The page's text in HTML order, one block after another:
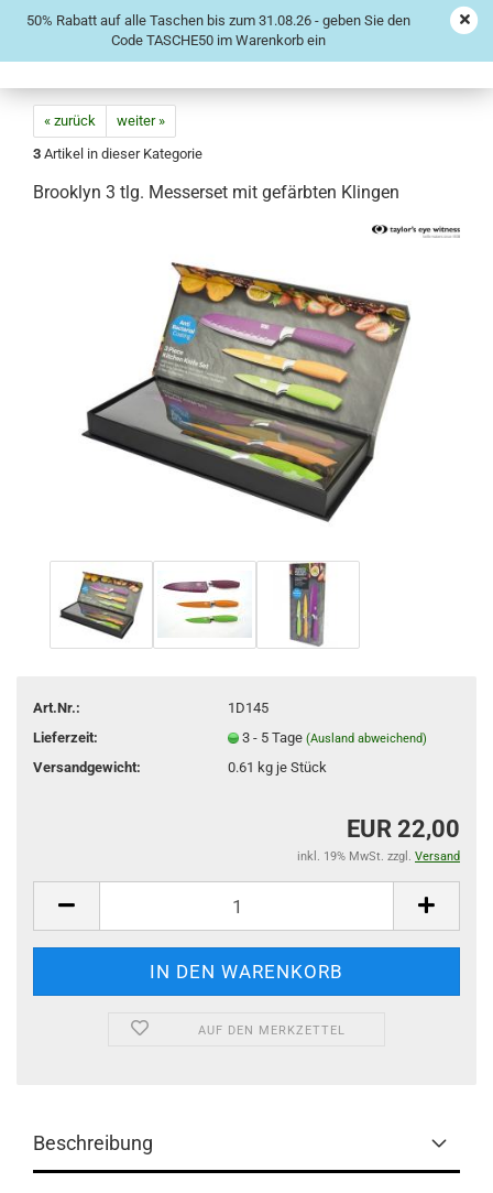
50% Rabatt auf alle Taschen bis zum 31.08.26 - geben Sie den
Code TASCHE50 im Warenkorb ein
« zurück
weiter »
3 Artikel in dieser Kategorie
Brooklyn 3 tlg. Messerset mit gefärbten Klingen
Art.Nr.:
1D145
Lieferzeit:
3 - 5 Tage (Ausland abweichend)
Versandgewicht: 0.61 kg je Stück
EUR 22,00
inkl. 19% MwSt. zzgl. Versand
AUF DEN MERKZETTEL
Beschreibung